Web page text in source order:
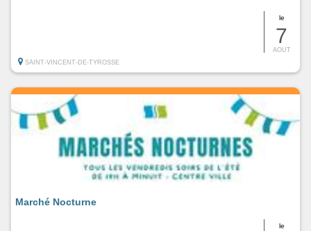
le
7
AOUT
SAINT-VINCENT-DE-TYROSSE
le
Marché Nocturne